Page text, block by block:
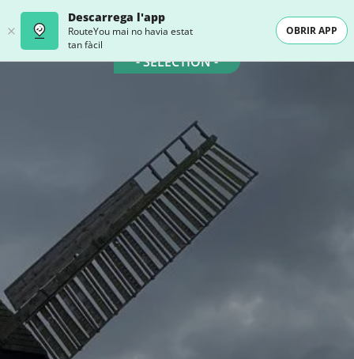
Descarrega l'app
RouteYou mai no havia estat
tan fàcil
OBRIR APP
- SELECTION -